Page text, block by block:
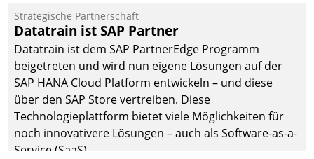
Strategische Partnerschaft
Datatrain ist SAP Partner
Datatrain ist dem SAP PartnerEdge Programm
beigetreten und wird nun eigene Lösungen auf der
SAP HANA Cloud Platform entwickeln – und diese
über den SAP Store vertreiben. Diese
Technologieplattform bietet viele Möglichkeiten für
noch innovativere Lösungen – auch als Software-as-a-
Service (SaaS).